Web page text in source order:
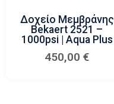
Δοχείο Μεμβράνης
Bekaert 2521 –
1000psi | Aqua Plus
450,00€